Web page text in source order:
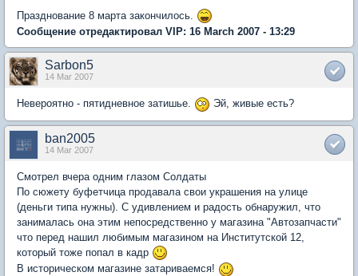
Празднование 8 марта закончилось.
Сообщение отредактировал VIP: 16 March 2007 - 13:29
Sarbon5
14 Mar 2007
Невероятно - пятидневное затишье. Эй, живые есть?
ban2005
14 Mar 2007
Смотрел вчера одним глазом Солдаты
По сюжету буфетчица продавала свои украшения на улице
(деньги типа нужны). С удивлением и радость обнаружил, что
занималась она этим непосредственно у магазина "Автозапчасти"
что перед нашил любимым магазином на Институтской 12,
который тоже попал в кадр
В историческом магазине затариваемся!